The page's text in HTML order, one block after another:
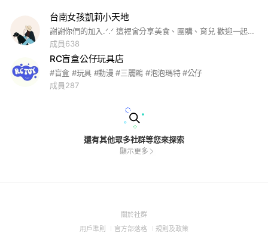
台南女孩凱莉小天地
謝謝你們的加入.ᐟ.ᐟ 這裡會分享美食、團購、育兒 歡迎一起來聊天 不定時會在社群內舉辦抽獎小活動
成員638
RC盲盒公仔玩具店
#盲盒 #玩具 #動漫 #三麗鷗 #泡泡瑪特 #公仔
成員287
還有其他眾多社群等您來探索
顯示更多
關於社群(Open
用戶準則 (Open
官方部落格 (Open
規則及政策(Open